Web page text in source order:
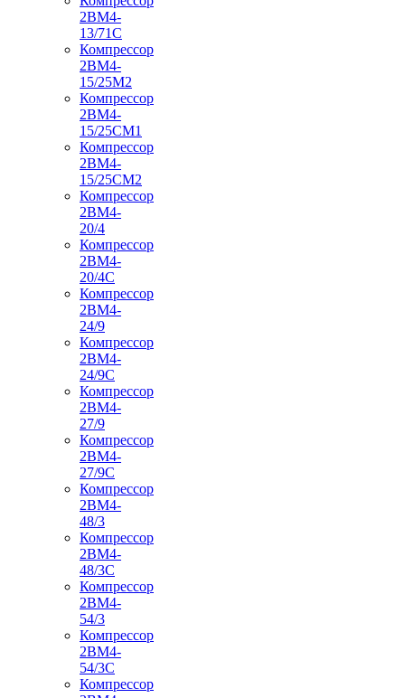
2ВМ4-
13/71С
Компрессор
2ВМ4-
15/25М2
Компрессор
2ВМ4-
15/25СМ1
Компрессор
2ВМ4-
15/25СМ2
Компрессор
2ВМ4-
20/4
Компрессор
2ВМ4-
20/4С
Компрессор
2ВМ4-
24/9
Компрессор
2ВМ4-
24/9С
Компрессор
2ВМ4-
27/9
Компрессор
2ВМ4-
27/9С
Компрессор
2ВМ4-
48/3
Компрессор
2ВМ4-
48/3С
Компрессор
2ВМ4-
54/3
Компрессор
2ВМ4-
54/3С
Компрессор